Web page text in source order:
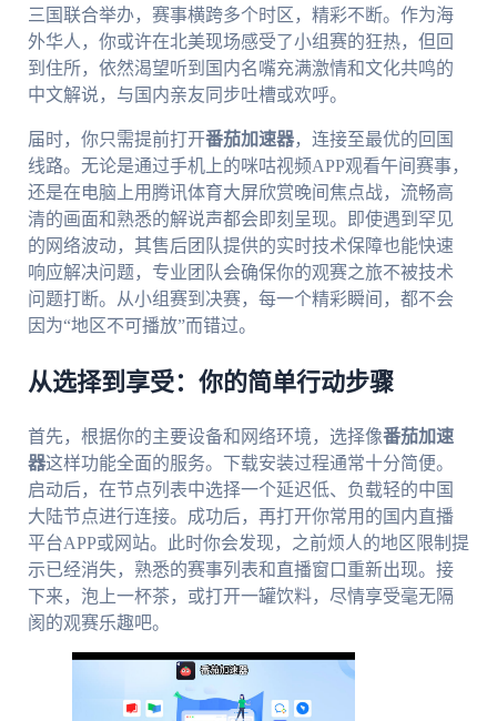
三国联合举办，赛事横跨多个时区，精彩不断。作为海
外华人，你或许在北美现场感受了小组赛的狂热，但回
到住所，依然渴望听到国内名嘴充满激情和文化共鸣的
中文解说，与国内亲友同步吐槽或欢呼。
届时，你只需提前打开番茄加速器，连接至最优的回国
线路。无论是通过手机上的咪咕视频APP观看午间赛事，
还是在电脑上用腾讯体育大屏欣赏晚间焦点战，流畅高
清的画面和熟悉的解说声都会即刻呈现。即使遇到罕见
的网络波动，其售后团队提供的实时技术保障也能快速
响应解决问题，专业团队会确保你的观赛之旅不被技术
问题打断。从小组赛到决赛，每一个精彩瞬间，都不会
因为“地区不可播放”而错过。
从选择到享受：你的简单行动步骤
首先，根据你的主要设备和网络环境，选择像番茄加速
器这样功能全面的服务。下载安装过程通常十分简便。
启动后，在节点列表中选择一个延迟低、负载轻的中国
大陆节点进行连接。成功后，再打开你常用的国内直播
平台APP或网站。此时你会发现，之前烦人的地区限制提
示已经消失，熟悉的赛事列表和直播窗口重新出现。接
下来，泡上一杯茶，或打开一罐饮料，尽情享受毫无隔
阂的观赛乐趣吧。